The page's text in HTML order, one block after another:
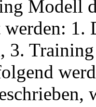
Modell
1.
3.